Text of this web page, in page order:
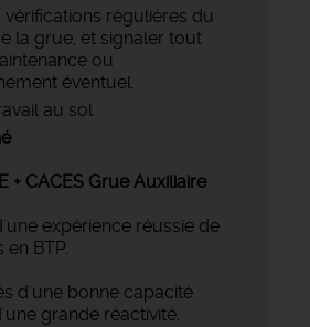
vérifications régulières du
la grue, et signaler tout
ou
éventuel.
au sol
+ CACES Grue Auxiliaire
expérience réussie de
en BTP.
d'une bonne capacité
grande réactivité.